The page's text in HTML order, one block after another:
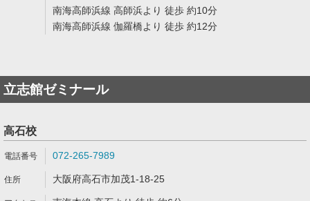
南海高師浜線 高師浜より 徒歩 約10分
南海高師浜線 伽羅橋より 徒歩 約12分
立志館ゼミナール
高石校
072-265-7989
大阪府高石市加茂1-18-25